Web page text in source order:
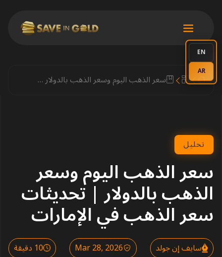
سعر الذهب اليوم وسعر الذهب بالدولار | تحديثات سعر الذهب في الإمارات
تحليل
سعر الذهب اليوم وسعر
الذهب بالدولار | تحديثات
سعر الذهب في الإمارات
سايف إن جولد Mar 28, 2026 10 دقيقة
EN
AR